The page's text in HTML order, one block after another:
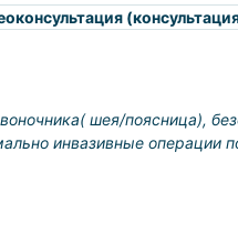
шея/поясница),
инвазивные операции